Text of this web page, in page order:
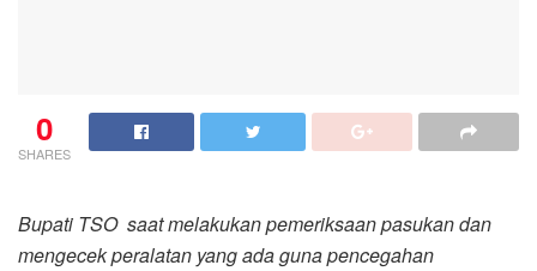
0
SHARES
Bupati TSO saat melakukan pemeriksaan pasukan dan
mengecek peralatan yang ada guna pencegahan